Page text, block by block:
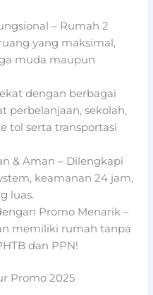
– Rumah 2
yang maksimal,
muda maupun
dengan berbagai
perbelanjaan, sekolah,
tol serta transportasi
& Aman – Dilengkapi
keamanan 24 jam,
luas.
Promo Menarik –
memiliki rumah tanpa
dan PPN!
Promo 2025